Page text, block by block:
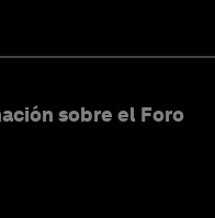
sobre el Foro